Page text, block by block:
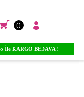
0
Başlayın...
İPLİKLERİ